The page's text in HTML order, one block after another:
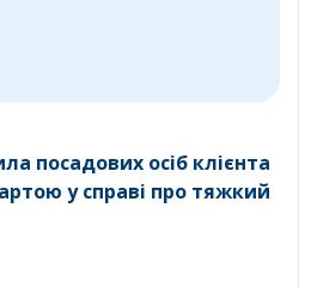
посадових осіб клієнта
у справі про тяжкий